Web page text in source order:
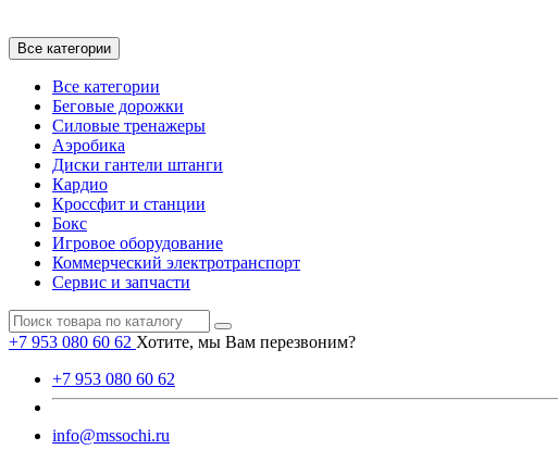
Все категории
Все категории
Беговые дорожки
Силовые тренажеры
Аэробика
Диски гантели штанги
Кардио
Кроссфит и станции
Бокс
Игровое оборудование
Коммерческий электротранспорт
Сервис и запчасти
+7 953 080 60 62 Хотите, мы Вам перезвоним?
+7 953 080 60 62
info@mssochi.ru